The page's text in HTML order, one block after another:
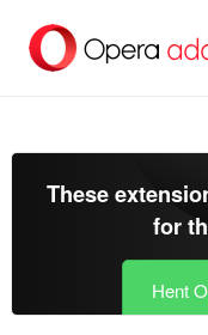
hovedindhold
These
for
Hent